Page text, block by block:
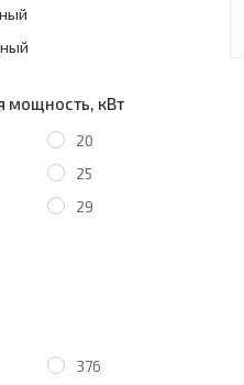
мощность, кВт
20
25
29
376